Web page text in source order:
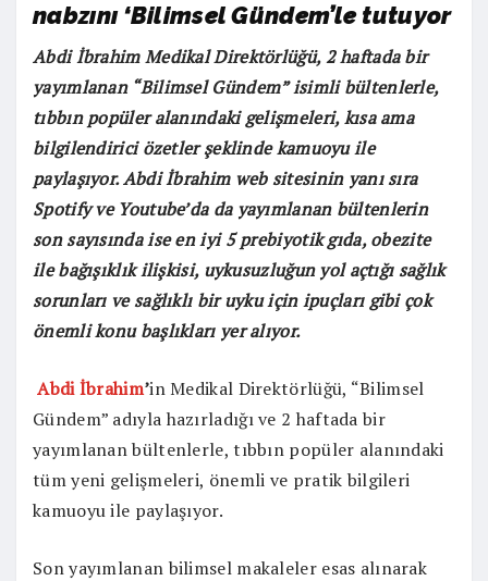
nabzını ‘Bilimsel Gündem’le tutuyor
Abdi İbrahim Medikal Direktörlüğü, 2 haftada bir
yayımlanan “Bilimsel Gündem” isimli bültenlerle,
tıbbın popüler alanındaki gelişmeleri, kısa ama
bilgilendirici özetler şeklinde kamuoyu ile
paylaşıyor. Abdi İbrahim web sitesinin yanı sıra
Spotify ve Youtube’da da yayımlanan bültenlerin
son sayısında ise en iyi 5 prebiyotik gıda, obezite
ile bağışıklık ilişkisi, uykusuzluğun yol açtığı sağlık
sorunları ve sağlıklı bir uyku için ipuçları gibi çok
önemli konu başlıkları yer alıyor.
Abdi İbrahim’in Medikal Direktörlüğü, “Bilimsel
Gündem” adıyla hazırladığı ve 2 haftada bir
yayımlanan bültenlerle, tıbbın popüler alanındaki
tüm yeni gelişmeleri, önemli ve pratik bilgileri
kamuoyu ile paylaşıyor.
Son yayımlanan bilimsel makaleler esas alınarak